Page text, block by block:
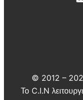
© 2012 –
Το C.I.N